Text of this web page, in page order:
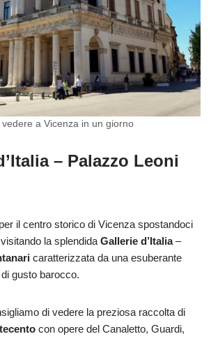
vedere a Vicenza in un giorno
– Palazzo Leoni
il centro storico di Vicenza spostandoci
visitando la splendida Gallerie d’Italia–
caratterizzata da una esuberante
gusto barocco.
di vedere la preziosa raccolta di
con opere del Canaletto, Guardi,